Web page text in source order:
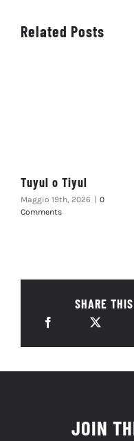
Related Posts
Tuyul o Tiyul
Maggio 19th, 2026
0
Comments
SHARE
JOIN